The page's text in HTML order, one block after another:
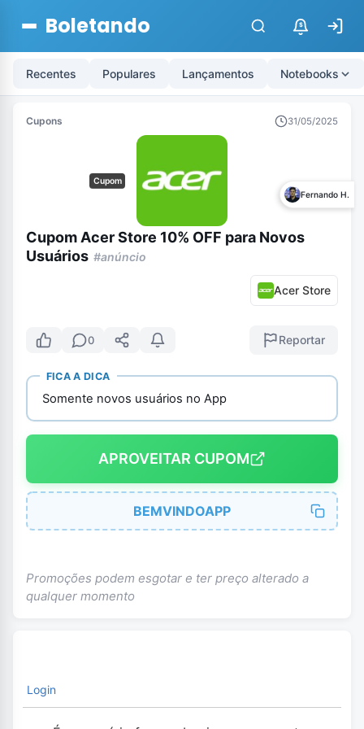
Boletando $
Recentes Populares Lançamentos Notebooks
Cupons 31/05/2025
Cupom
Fernando H.
Cupom Acer Store 10% OFF para Novos
Usuários #anúncio
Acer Store
0 Reportar
FICA A DICA
Somente novos usuários no App
APROVEITAR CUPOM
BEMVINDOAPP
Promoções podem esgotar e ter preço alterado a
qualquer momento
Login